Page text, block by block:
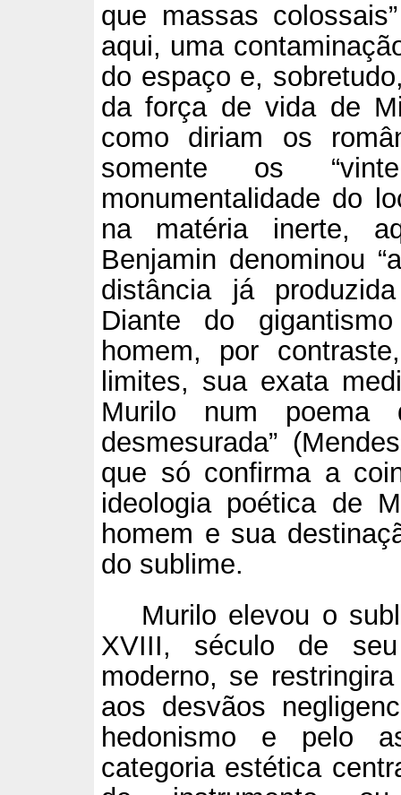
que massas
aqui, uma
do espaço e,
da força de vida de
como diriam os
somente os
monumentalidade do
na matéria inerte,
Benjamin denominou
distância já
Diante do
homem, por
limites, sua exata
Murilo num
desmesurada”
que só confirma a
ideologia poética de
homem e sua
do sublime.
Murilo elevou o
XVIII, século de seu
moderno, se
aos desvãos
hedonismo e pelo
categoria estética